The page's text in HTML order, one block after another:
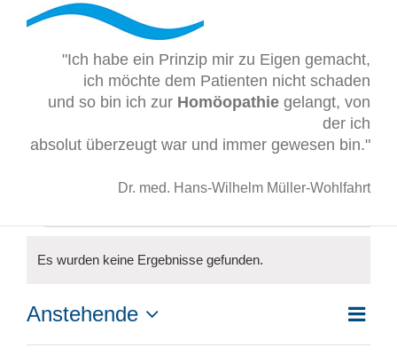
"Ich habe ein Prinzip mir zu Eigen gemacht,
ich möchte dem Patienten nicht schaden
und so bin ich zur Homöopathie gelangt, von
der ich
absolut überzeugt war und immer gewesen bin."
Dr. med. Hans-Wilhelm Müller-Wohlfahrt
Veranstaltungen
Es wurden keine Ergebnisse gefunden.
Liste
Anstehende
Datum